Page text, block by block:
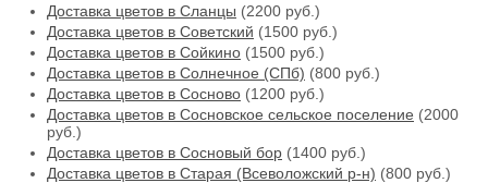
Доставка цветов в Сланцы (2200 руб.)
Доставка цветов в Советский (1500 руб.)
Доставка цветов в Сойкино (1500 руб.)
Доставка цветов в Солнечное (СПб) (800 руб.)
Доставка цветов в Сосново (1200 руб.)
Доставка цветов в Сосновское сельское поселение (2000
руб.)
Доставка цветов в Сосновый бор (1400 руб.)
Доставка цветов в Старая (Всеволожский р-н) (800 руб.)